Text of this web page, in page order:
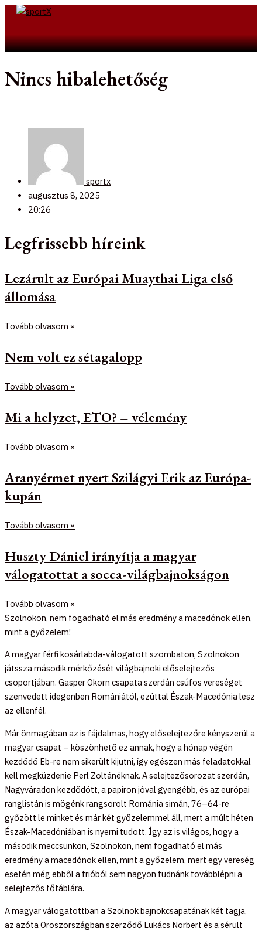
Skip
Nincs hibalehetőség
sportx
augusztus 8, 2025
20:26
Legfrissebb híreink
Lezárult az Európai Muaythai Liga első
állomása
Tovább olvasom »
Nem volt ez sétagalopp
Tovább olvasom »
Mi a helyzet, ETO? – vélemény
Tovább olvasom »
Aranyérmet nyert Szilágyi Erik az Európa-
kupán
Tovább olvasom »
Huszty Dániel irányítja a magyar
válogatottat a socca-világbajnokságon
Tovább olvasom »
Szolnokon, nem fogadható el más eredmény a macedónok ellen,
mint a győzelem!
A magyar férfi kosárlabda-válogatott szombaton, Szolnokon
játssza második mérkőzését világbajnoki előselejtezős
csoportjában. Gasper Okorn csapata szerdán csúfos vereséget
szenvedett idegenben Romániától, ezúttal Észak-Macedónia lesz
az ellenfél.
Már önmagában az is fájdalmas, hogy előselejtezőre kényszerül a
magyar csapat – köszönhető ez annak, hogy a hónap végén
kezdődő Eb-re nem sikerült kijutni, így egészen más feladatokkal
kell megküzdenie Perl Zoltánéknak. A selejtezősorozat szerdán,
Nagyváradon kezdődött, a papíron jóval gyengébb, és az európai
ranglistán is mögénk rangsorolt Románia simán, 76–64-re
győzött le minket és már két győzelemmel áll, mert a múlt héten
Észak-Macedóniában is nyerni tudott. Így az is világos, hogy a
második meccsünkön, Szolnokon, nem fogadható el más
eredmény a macedónok ellen, mint a győzelem, mert egy vereség
esetén még ebből a trióból sem nagyon tudnánk továbblépni a
selejtezős főtáblára.
A magyar válogatottban a Szolnok bajnokcsapatának két tagja,
az azóta Oroszországban szerződő Lukács Norbert és a sérült